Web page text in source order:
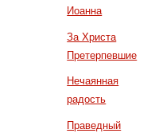
Иоанна
За Христа
Претерпевшие
Нечаянная
радость
Праведный